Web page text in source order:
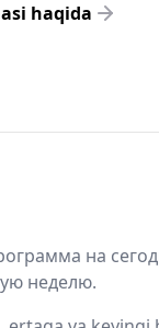
haqida
на
неделю.